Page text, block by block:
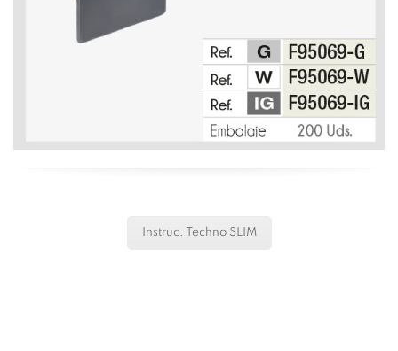
Instruc. Techno SLIM